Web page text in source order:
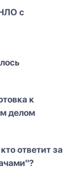
с
к
делом
ответит за